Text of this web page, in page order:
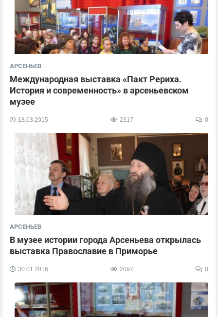
АРСЕНЬЕВ
Международная выставка «Пакт Рериха.
История и современность» в арсеньевском
музее
18.03.2015 2317 0
АРСЕНЬЕВ
В музее истории города Арсеньева открылась
выставка Православие в Приморье
30.01.2016 2097 0